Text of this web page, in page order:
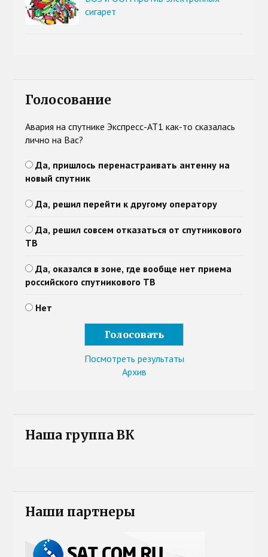
сигарет
Голосование
Авария на спутнике Экспресс-АТ1 как-то сказалась
лично на Вас?
Да, пришлось перенастраивать антенну на
новый спутник
Да, решил перейти к другому оператору
Да, решил совсем отказаться от спутникового
ТВ
Да, оказался в зоне, где вообще нет приема
российского спутникового ТВ
Нет
Посмотреть результаты
Архив
Наша группа ВК
Наши партнеры